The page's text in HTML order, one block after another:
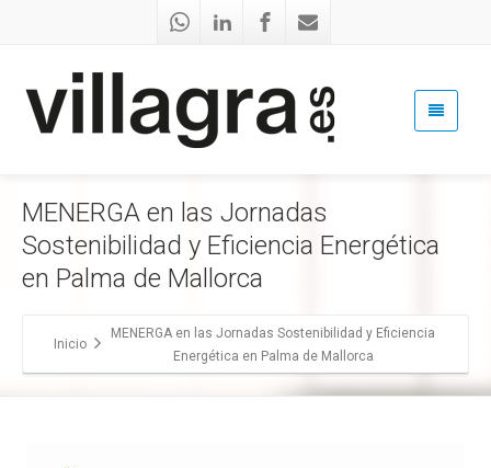
MENERGA en las Jornadas
Sostenibilidad y Eficiencia Energética
en Palma de Mallorca
Inicio
MENERGA en las Jornadas Sostenibilidad y Eficiencia
Energética en Palma de Mallorca